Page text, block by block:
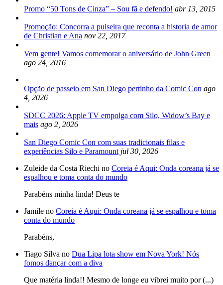
Promo “50 Tons de Cinza” – Sou fã e defendo! abr 13, 2015
Promoção: Concorra a pulseira que reconta a historia de amor
de Christian e Ana nov 22, 2017
Vem gente! Vamos comemorar o aniversário de John Green
ago 24, 2016
Opção de passeio em San Diego pertinho da Comic Con ago
4, 2026
SDCC 2026: Apple TV empolga com Silo, Widow’s Bay e
mais ago 2, 2026
San Diego Comic Con com suas tradicionais filas e
experiências Silo e Paramount jul 30, 2026
Zuleide da Costa Riechi no Coreia é Aqui: Onda coreana já se
espalhou e toma conta do mundo
Parabéns minha linda! Deus te
Jamile no Coreia é Aqui: Onda coreana já se espalhou e toma
conta do mundo
Parabéns,
Tiago Silva no Dua Lipa lota show em Nova York! Nós
fomos dançar com a diva
Que matéria linda!! Mesmo de longe eu vibrei muito por (...)